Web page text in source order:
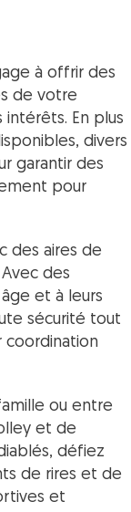
à offrir des
de votre
En plus
divers
garantir des
pour
des aires de
des
et à leurs
sécurité tout
ou entre
et de
défiez
de rires et de
et